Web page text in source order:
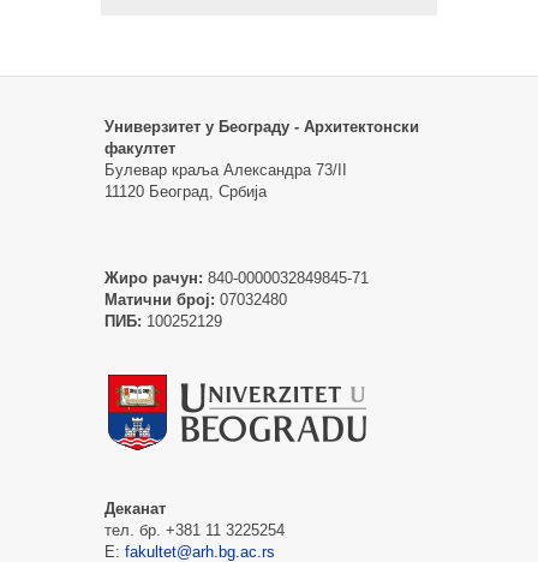
Универзитет у Београду - Архитектонски
факултет
Булевар краља Александра 73/II
11120 Београд, Србија
Жиро рачун: 840-0000032849845-71
Матични број: 07032480
ПИБ: 100252129
Деканат
тел. бр. +381 11 3225254
Е: fakultet@arh.bg.ac.rs